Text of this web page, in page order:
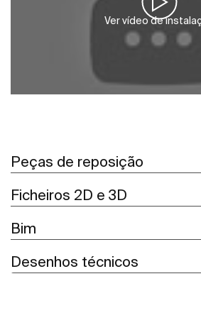
Ver vídeo de
Peças de reposição
Ficheiros 2D e 3D
Bim
Desenhos técnicos